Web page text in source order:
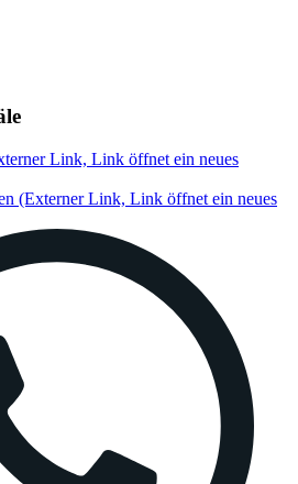
Link, Link öffnet ein neues
(Externer Link, Link öffnet ein neues